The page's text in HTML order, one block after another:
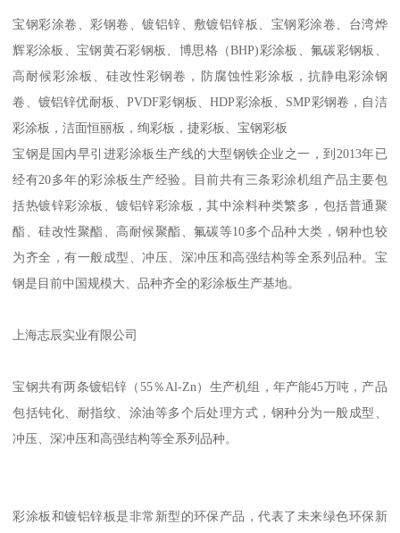
宝钢彩涂卷、彩钢卷、镀铝锌、敷镀铝锌板、宝钢彩涂卷、台湾烨
辉彩涂板、宝钢黄石彩钢板、博思格（BHP)彩涂板、氟碳彩钢板、
高耐候彩涂板、硅改性彩钢卷，防腐蚀性彩涂板，抗静电彩涂钢
卷、镀铝锌优耐板、PVDF彩钢板、HDP彩涂板、SMP彩钢卷，自洁
彩涂板，洁面恒丽板，绚彩板，捷彩板、宝钢彩板
宝钢是国内早引进彩涂板生产线的大型钢铁企业之一，到2013年已
经有20多年的彩涂板生产经验。目前共有三条彩涂机组产品主要包
括热镀锌彩涂板、镀铝锌彩涂板，其中涂料种类繁多，包括普通聚
酯、硅改性聚酯、高耐候聚酯、氟碳等10多个品种大类，钢种也较
为齐全，有一般成型、冲压、深冲压和高强结构等全系列品种。宝
钢是目前中国规模大、品种齐全的彩涂板生产基地。
上海志辰实业有限公司
宝钢共有两条镀铝锌（55％Al-Zn）生产机组，年产能45万吨，产品
包括钝化、耐指纹、涂油等多个后处理方式，钢种分为一般成型、
冲压、深冲压和高强结构等全系列品种。
彩涂板和镀铝锌板是非常新型的环保产品，代表了未来绿色环保新